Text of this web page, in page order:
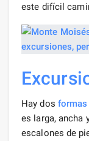
este difícil
Hay dos
es larga, ancha
escalones de